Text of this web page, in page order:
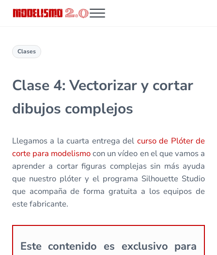
Menu
Clases
Clase 4: Vectorizar y cortar
dibujos complejos
Llegamos a la cuarta entrega del curso de Plóter de
corte para modelismocon un vídeo en el que vamos a
aprender a cortar figuras complejas sin más ayuda
que nuestro plóter y el programa Silhouette Studio
que acompaña de forma gratuita a los equipos de
este fabricante.
Este contenido es exclusivo para